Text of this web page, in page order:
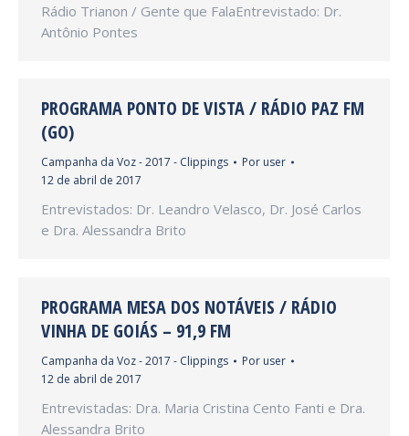
Rádio Trianon / Gente que FalaEntrevistado: Dr.
Antônio Pontes
PROGRAMA PONTO DE VISTA / RÁDIO PAZ FM
(GO)
Campanha da Voz - 2017 - Clippings Por user
12 de abril de 2017
Entrevistados: Dr. Leandro Velasco, Dr. José Carlos
e Dra. Alessandra Brito
PROGRAMA MESA DOS NOTÁVEIS / RÁDIO
VINHA DE GOIÁS – 91,9 FM
Campanha da Voz - 2017 - Clippings Por user
12 de abril de 2017
Entrevistadas: Dra. Maria Cristina Cento Fanti e Dra.
Alessandra Brito